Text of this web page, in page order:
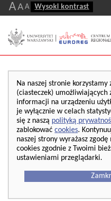
AA A Wysoki kontrast
Na naszej stronie korzystamy
(ciasteczek) umożliwiających
informacji na urządzeniu
je wyłącznie w celach
się z naszą polityką
zablokować cookies.
naszej strony wyrażasz
cookies zgodnie z Twoimi
ustawieniami przeglądarki.